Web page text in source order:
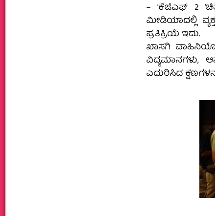
– ‘ಕೆಜಿಎಫ್ 2
ಮೀಡಿಯಾದಲ್ಲಿ
ಪ್ರತಿಕ್ರಿಯೆ ಇದು.
ಖಾಸಗಿ
ವಿದ್ಯಮಾನಗಳು,
ಎದುರಿಸಿದ